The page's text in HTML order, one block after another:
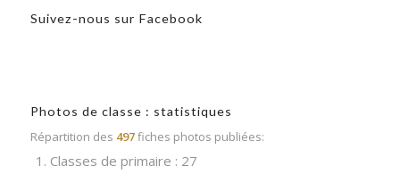
Suivez-nous sur Facebook
Photos de classe : statistiques
Répartition des 497fiches photos publiées:
1. Classes de primaire : 27